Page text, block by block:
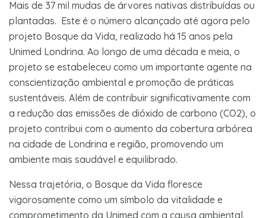
Mais de 37 mil mudas de árvores nativas distribuídas ou
plantadas. Este é o número alcançado até agora pelo
projeto Bosque da Vida, realizado há 15 anos pela
Unimed Londrina. Ao longo de uma década e meia, o
projeto se estabeleceu como um importante agente na
conscientização ambiental e promoção de práticas
sustentáveis. Além de contribuir significativamente com
a redução das emissões de dióxido de carbono (CO2), o
projeto contribui com o aumento da cobertura arbórea
na cidade de Londrina e região, promovendo um
ambiente mais saudável e equilibrado.
Nessa trajetória, o Bosque da Vida floresce
vigorosamente como um símbolo da vitalidade e
comprometimento da Unimed com a causa ambiental.